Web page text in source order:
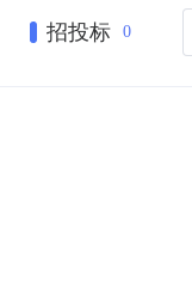
招投标 0